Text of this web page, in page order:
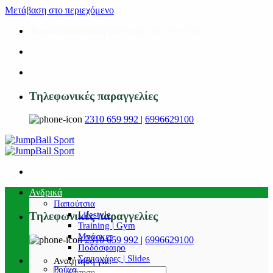
Μετάβαση στο περιεχόμενο
Τηλεφωνικές παραγγελίες
2310 659 992 | 6996629100
Τηλεφωνικές παραγγελίες
2310 659 992 | 6996629100
Αναζήτηση για:
Ανδρικά
Παπούτσια
Lifestyle
Training | Gym
Μπάσκετ
Ποδόσφαιρο
Σαγιονάρες | Slides
Ρούχα